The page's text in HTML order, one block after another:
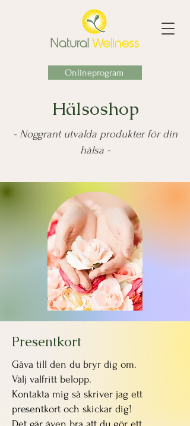
Onlineprogram
Hälsoshop
- Noggrant utvalda produkter för din
hälsa -
Presentkort
Gåva till den du bryr dig om.
Välj valfritt belopp.
Kontakta mig så skriver jag ett
presentkort och skickar dig!